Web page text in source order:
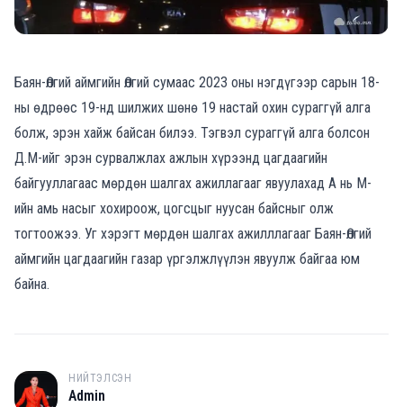
Баян-Өлгий аймгийн Өлгий сумаас 2023 оны нэгдүгээр сарын 18-
ны өдрөөс 19-нд шилжих шөнө 19 настай охин сураггүй алга
болж, эрэн хайж байсан билээ. Тэгвэл сураггүй алга болсон
Д.М-ийг эрэн сурвалжлах ажлын хүрээнд цагдаагийн
байгууллагаас мөрдөн шалгах ажиллагааг явуулахад А нь М-
ийн амь насыг хохироож, цогсцыг нуусан байсныг олж
тогтоожээ. Уг хэрэгт мөрдөн шалгах ажилллагааг Баян-Өлгий
аймгийн цагдаагийн газар үргэлжлүүлэн явуулж байгаа юм
байна.
A
НИЙТЭЛСЭН
Admin